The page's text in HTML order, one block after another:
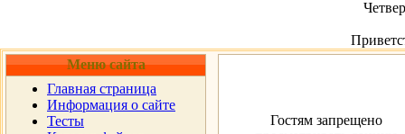
Меню сайта
Главная страница
Информация о сайте
Тесты
Гостям запрещено